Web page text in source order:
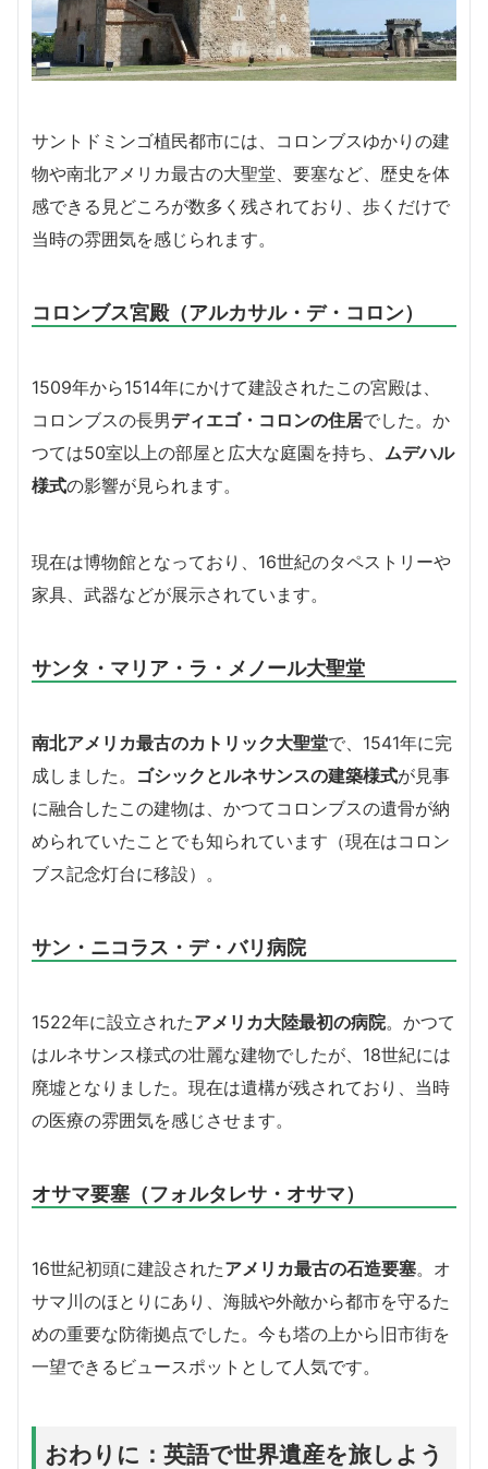
サントドミンゴ植民都市には、コロンブスゆかりの建
物や南北アメリカ最古の大聖堂、要塞など、歴史を体
感できる見どころが数多く残されており、歩くだけで
当時の雰囲気を感じられます。
コロンブス宮殿（アルカサル・デ・コロン）
1509年から1514年にかけて建設されたこの宮殿は、
コロンブスの長男ディエゴ・コロンの住居でした。か
つては50室以上の部屋と広大な庭園を持ち、 ムデハル
様式の影響が見られます。
現在は博物館となっており、16世紀のタペストリーや
家具、武器などが展示されています。
サンタ・マリア・ラ・メノール大聖堂
南北アメリカ最古のカトリック大聖堂で、1541年に完
成しました。 ゴシックとルネサンスの建築様式が見事
に融合したこの建物は、かつてコロンブスの遺骨が納
められていたことでも知られています（現在はコロン
ブス記念灯台に移設）。
サン・ニコラス・デ・バリ病院
1522年に設立されたアメリカ大陸最初の病院。かつて
はルネサンス様式の壮麗な建物でしたが、18世紀には
廃墟となりました。現在は遺構が残されており、当時
の医療の雰囲気を感じさせます。
オサマ要塞（フォルタレサ・オサマ）
16世紀初頭に建設されたアメリカ最古の石造要塞。オ
サマ川のほとりにあり、海賊や外敵から都市を守るた
めの重要な防衛拠点でした。今も塔の上から旧市街を
一望できるビュースポットとして人気です。
おわりに：英語で世界遺産を旅しよう